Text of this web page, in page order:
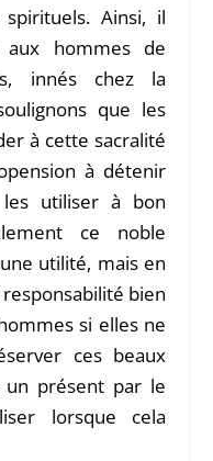
Ainsi, il
aux hommes de
innés chez la
que les
à cette sacralité
à détenir
utiliser à bon
ce noble
utilité, mais en
bien
si elles ne
ces beaux
présent par le
lorsque cela